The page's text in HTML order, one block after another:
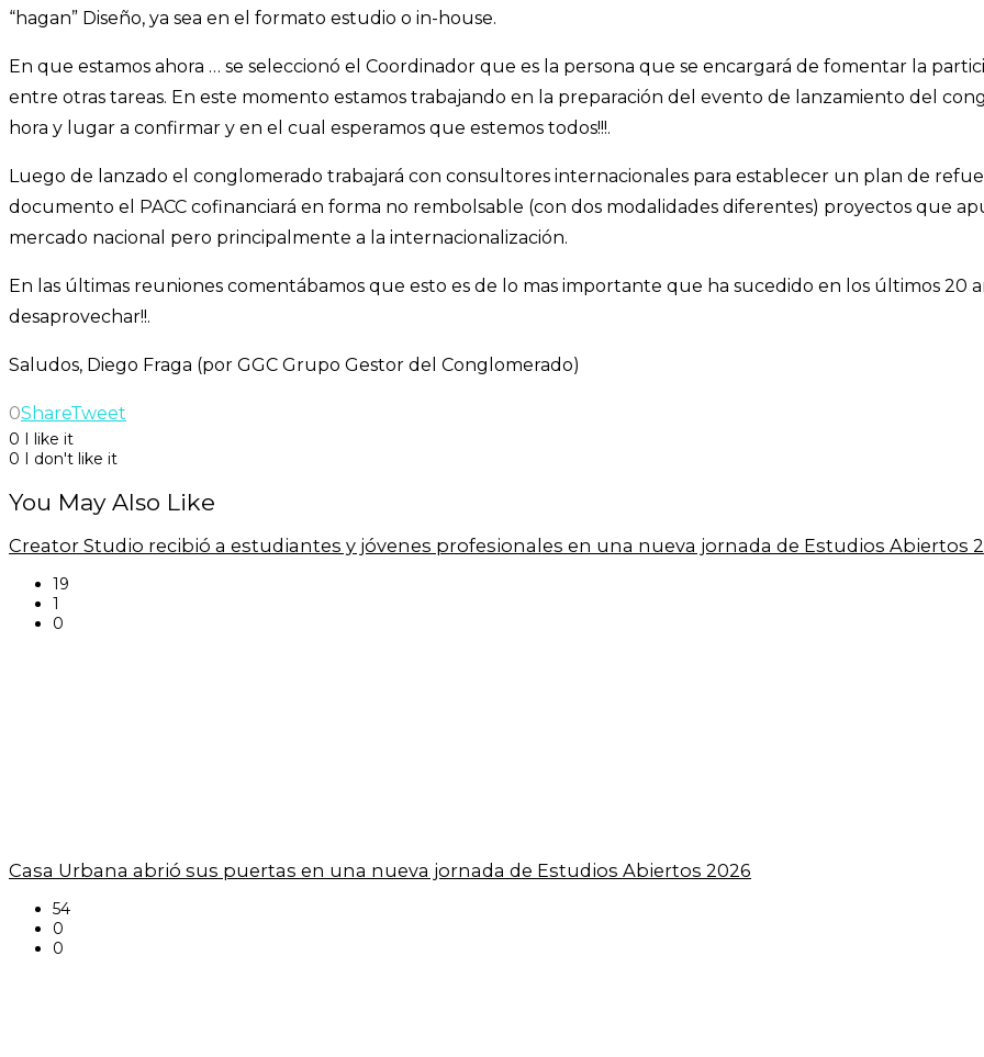
“hagan” Diseño, ya sea en el formato estudio o in-house.
En que estamos ahora … se seleccionó el Coordinador que es la persona que se encargará de fomentar la
entre otras tareas. En este momento estamos trabajando en la preparación del evento de lanzamiento del
hora y lugar a confirmar y en el cual esperamos que estemos todos!!!.
Luego de lanzado el conglomerado trabajará con consultores internacionales para establecer un plan de
documento el PACC cofinanciará en forma no rembolsable (con dos modalidades diferentes) proyectos que
mercado nacional pero principalmente a la internacionalización.
En las últimas reuniones comentábamos que esto es de lo mas importante que ha sucedido en los últimos 20
desaprovechar!!.
Saludos, Diego Fraga (por GGC Grupo Gestor del Conglomerado)
0ShareTweet
0 I like it
0 I don't like it
You May Also Like
Creator Studio recibió a estudiantes y jóvenes profesionales en una nueva jornada de Estudios Abiertos
19
1
0
Casa Urbana abrió sus puertas en una nueva jornada de Estudios Abiertos 2026
54
0
0